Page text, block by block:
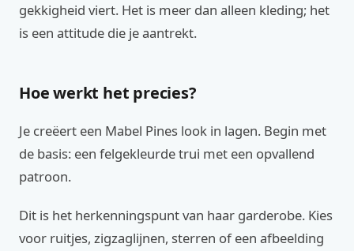
gekkigheid viert. Het is meer dan alleen kleding; het
is een attitude die je aantrekt.
Hoe werkt het precies?
Je creëert een Mabel Pines look in lagen. Begin met
de basis: een felgekleurde trui met een opvallend
patroon.
Dit is het herkenningspunt van haar garderobe. Kies
voor ruitjes, zigzaglijnen, sterren of een afbeelding